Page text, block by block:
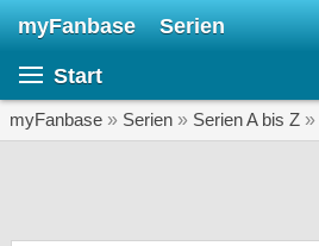
myFanbase Serien
Start
myFanbase » Serien » Serien A bis Z »
SERIEN